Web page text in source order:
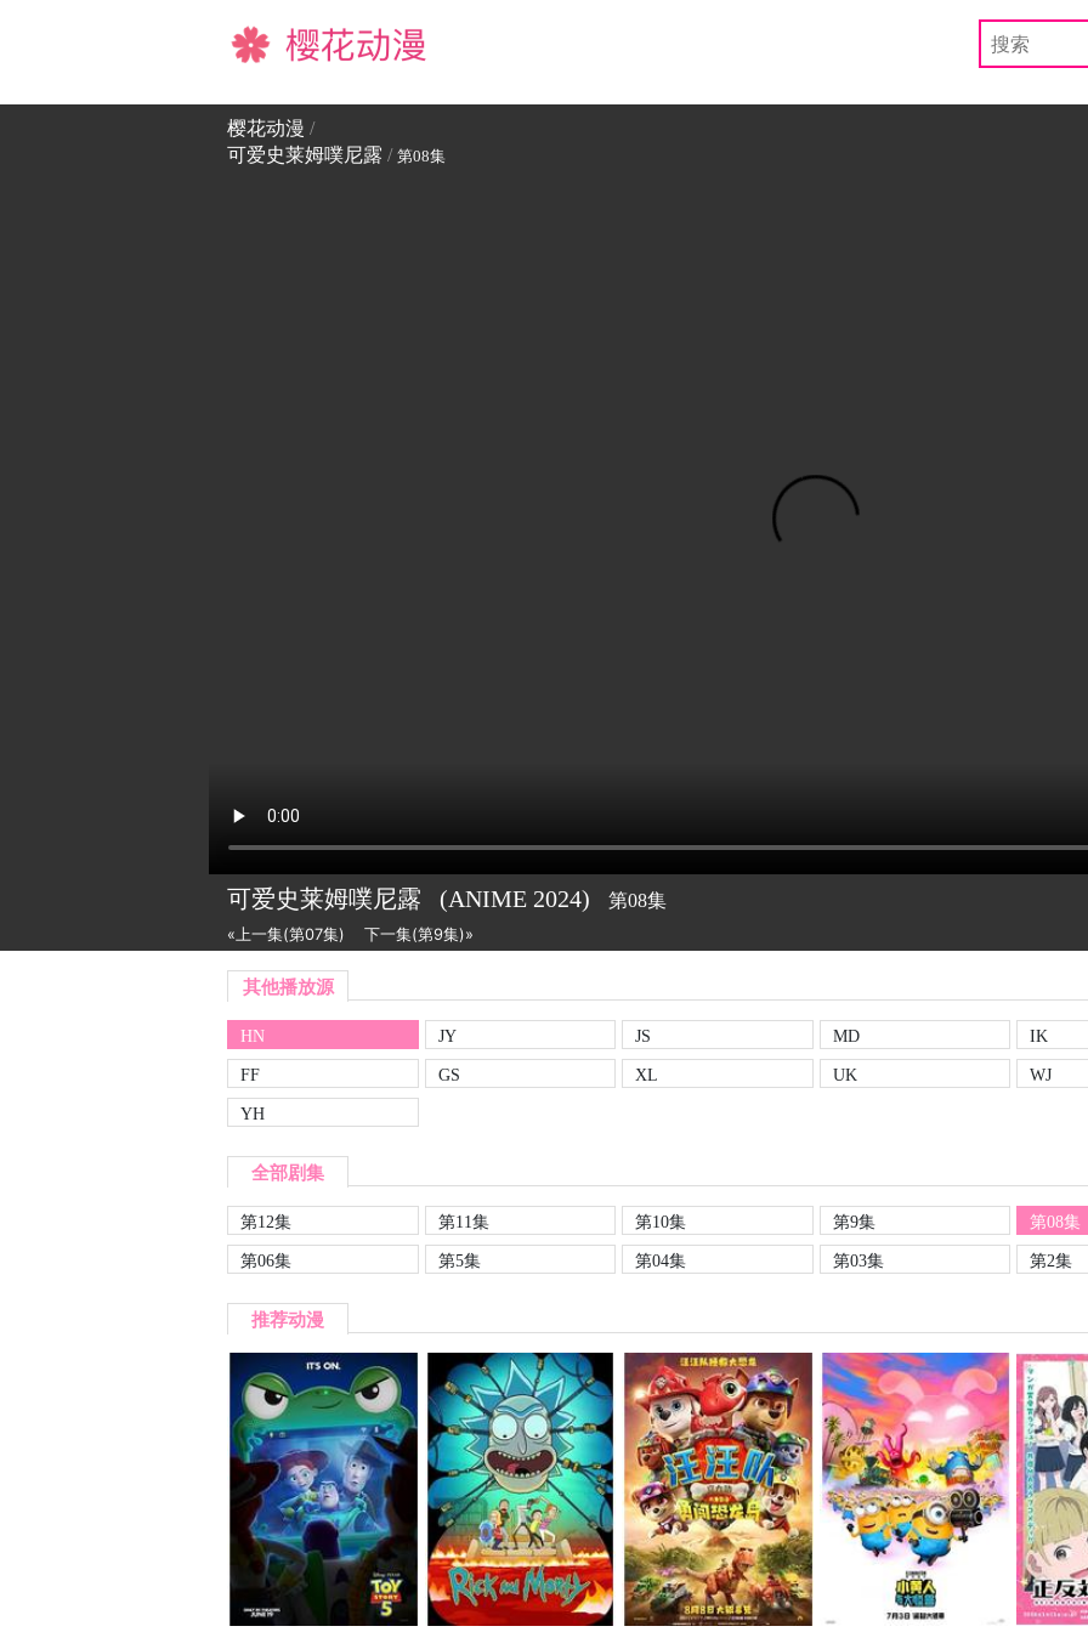
樱花动漫
樱花动漫 /
可爱史莱姆噗尼露 / 第08集
可爱史莱姆噗尼露 (ANIME 2024) 第08集
«上一集(第07集) 下一集(第9集)»
其他播放源
HN JY JS MD IK
FF
GS XL UK WJ
YH
全部剧集
第12集 第11集 第10集 第9集 第08集
第06集
第5集 第04集 第03集 第2集
推荐动漫